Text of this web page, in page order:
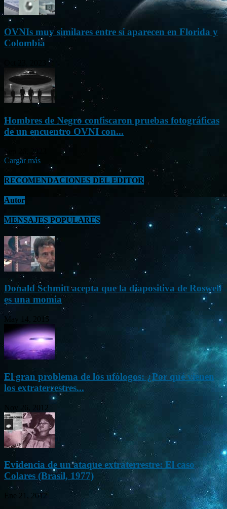
OVNIs muy similares entre sí aparecen en Florida y
Colombia
Hombres de Negro confiscaron pruebas fotográficas
de un encuentro OVNI con...
Sep 26, 2023
Cargar más
RECOMENDACIONES DEL EDITOR
Autor
MENSAJES POPULARES
Donald Schmitt acepta que la diapositiva de Roswell
es una momia
May 14, 2015
El gran problema de los ufólogos: ¿Por qué vienen
los extraterrestres...
Nov 26, 2012
Evidencia de un ataque extraterrestre: El caso
Colares (Brasil, 1977)
Ene 21, 2012